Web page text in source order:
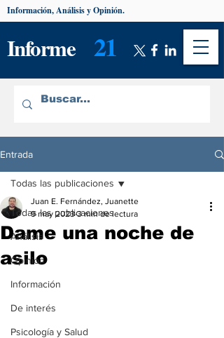
Informe 21
Información, Análisis y Opinión.
Entrada
Todas las publicaciones
Análisis
Opinión
Información
De interés
Psicología y Salud
Todas las publicaciones
Dame una noche de
asilo
Juan E. Fernández, Juanette
9 may 2023 3 min de lectura